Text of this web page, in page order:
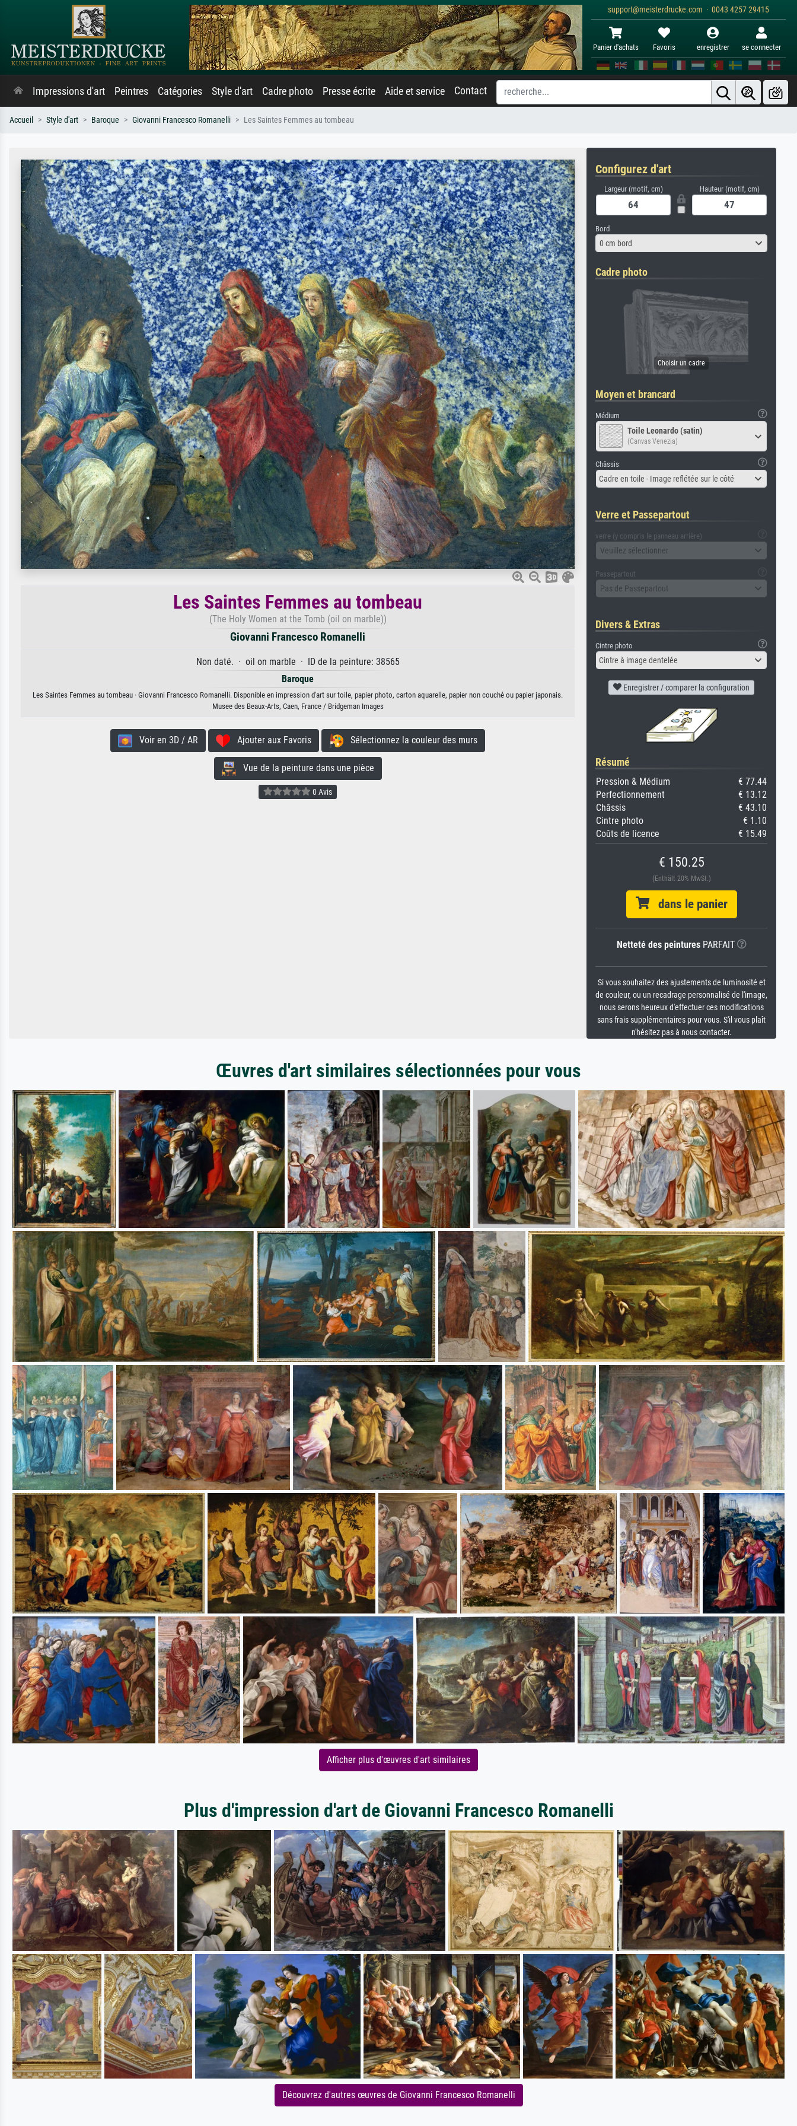
support@meisterdrucke.com · 0043 4257 29415
Panier d'achats Favoris enregistrer se connecter
Impressions d'art Peintres Catégories Style d'art Cadre photo Presse écrite Aide et service Contact
Accueil Style d'art Baroque Giovanni Francesco Romanelli Les Saintes Femmes au tombeau
Les Saintes Femmes au tombeau
(The Holy Women at the Tomb (oil on marble))
Giovanni Francesco Romanelli
Non daté. · oil on marble · ID de la peinture: 38565
Baroque
Les Saintes Femmes au tombeau · Giovanni Francesco Romanelli. Disponible en impression d'art sur toile, papier photo, carton aquarelle, papier non couché ou papier japonais.
Musee des Beaux-Arts, Caen, France / Bridgeman Images
Voir en 3D / AR Ajouter aux Favoris Sélectionnez la couleur des murs
Vue de la peinture dans une pièce
0 Avis
Configurez d'art
Largeur (motif, cm) Hauteur (motif, cm)
Bord
0 cm bord
Cadre photo
Moyen et brancard
Médium
Toile Leonardo (satin)
(Canvas Venezia)
Châssis
Cadre en toile - Image reflétée sur le côté
Verre et Passepartout
verre (y compris le panneau arrière)
Veuillez sélectionner
Passepartout
Pas de Passepartout
Divers & Extras
Cintre photo
Cintre à image dentelée
Enregistrer / comparer la configuration
Résumé
Pression & Médium
€ 77.44
Perfectionnement
€ 13.12
Châssis
€ 43.10
Cintre photo
€ 1.10
Coûts de licence
€ 15.49
€ 150.25
(Enthält 20% MwSt.)
dans le panier
Netteté des peinturesPARFAIT
Si vous souhaitez des ajustements de luminosité et
de couleur, ou un recadrage personnalisé de l'image,
nous serons heureux d'effectuer ces modifications
sans frais supplémentaires pour vous. S'il vous plaît
n'hésitez pas à nous contacter.
Œuvres d'art similaires sélectionnées pour vous
Afficher plus d'œuvres d'art similaires
Plus d'impression d'art de Giovanni Francesco Romanelli
Découvrez d'autres œuvres de Giovanni Francesco Romanelli